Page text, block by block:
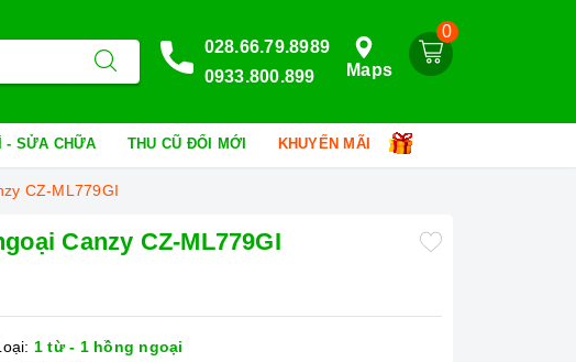
0
Maps
028.66.79.8989
0933.800.899
- SỬA CHỮA THU CŨ ĐỔI MỚI KHUYẾN MÃI
CZ-ML779GI
Canzy CZ-ML779GI
1 từ - 1 hồng ngoại